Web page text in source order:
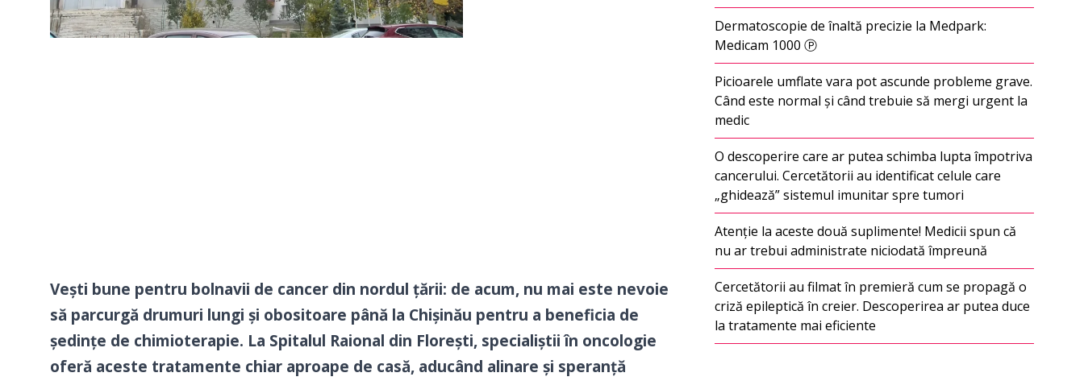
Vești bune pentru bolnavii de cancer din nordul țării: de acum, nu mai este nevoie
să parcurgă drumuri lungi și obositoare până la Chișinău pentru a beneficia de
ședințe de chimioterapie. La Spitalul Raional din Florești, specialiștii în oncologie
oferă aceste tratamente chiar aproape de casă, aducând alinare și speranță
Dermatoscopie de înaltă precizie la Medpark:
Medicam 1000 Ⓟ
Picioarele umflate vara pot ascunde probleme grave.
Când este normal și când trebuie să mergi urgent la
medic
O descoperire care ar putea schimba lupta împotriva
cancerului. Cercetătorii au identificat celule care
„ghidează” sistemul imunitar spre tumori
Atenție la aceste două suplimente! Medicii spun că
nu ar trebui administrate niciodată împreună
Cercetătorii au filmat în premieră cum se propagă o
criză epileptică în creier. Descoperirea ar putea duce
la tratamente mai eficiente